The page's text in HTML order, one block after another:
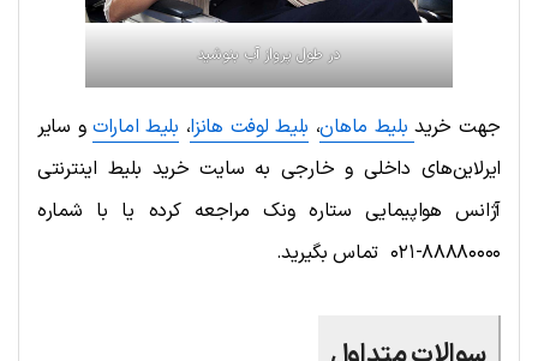
در طول پرواز آب بنوشید
جهت خریدبلیط ماهان، بلیط لوفت هانزا، بلیط اماراتو سایر
ایرلاین‌های داخلی و خارجی به سایت خرید بلیط اینترنتی
آژانس هواپیمایی ستاره ونک مراجعه کرده یا با شماره
۸۸۸۸۰۰۰۰-۰۲۱ تماس بگیرید.